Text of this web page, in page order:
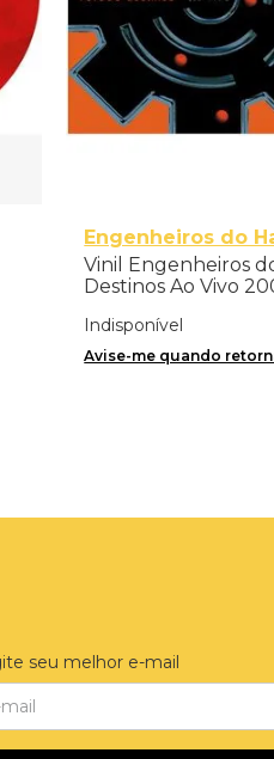
Engenheiros do
Vinil Engenheiros
Destinos Ao Vivo
Indisponível
Avise-me quando
seu melhor e-mail